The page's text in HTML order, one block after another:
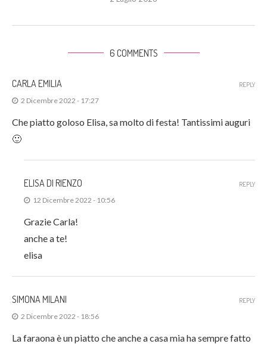
6 COMMENTS
CARLA EMILIA
2 Dicembre 2022 - 17:27
Che piatto goloso Elisa, sa molto di festa! Tantissimi auguri
🙂
REPLY
ELISA DI RIENZO
12 Dicembre 2022 - 10:56
Grazie Carla!
anche a te!
elisa
REPLY
SIMONA MILANI
2 Dicembre 2022 - 18:56
La faraona è un piatto che anche a casa mia ha sempre fatto
REPLY